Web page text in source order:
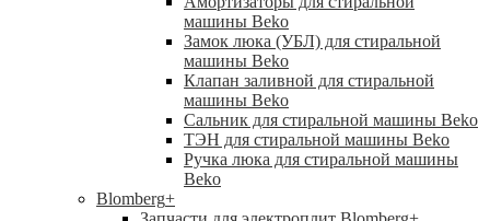
машины Beko
Замок люка (УБЛ) для стиральной
машины Beko
Клапан заливной для стиральной
машины Beko
Сальник для стиральной машины Beko
ТЭН для стиральной машины Beko
Ручка люка для стиральной машины
Beko
Blomberg+